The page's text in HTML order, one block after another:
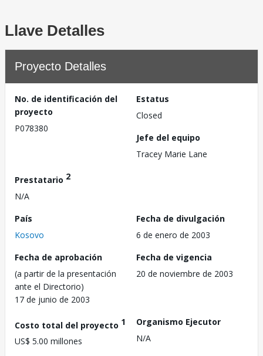
Llave Detalles
Proyecto Detalles
No. de identificación del
proyecto
P078380
Estatus
Closed
Jefe del equipo
Tracey Marie Lane
Prestatario 2
N/A
País
Kosovo
Fecha de divulgación
6 de enero de 2003
Fecha de aprobación
(a partir de la presentación
ante el Directorio)
17 de junio de 2003
Fecha de vigencia
20 de noviembre de 2003
Costo total del proyecto 1
US$ 5.00 millones
Organismo Ejecutor
N/A